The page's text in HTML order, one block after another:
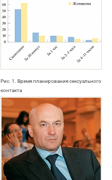
Рис. 1. Время планирования сексуального
контакта